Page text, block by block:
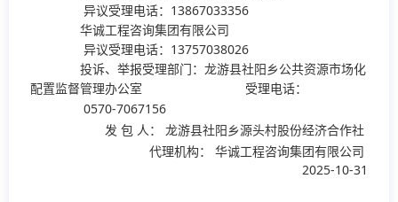
异议受理电话：13867033356
华诚工程咨询集团有限公司
异议受理电话：13757038026
投诉、举报受理部门：龙游县社阳乡公共资源市场化
配置监督管理办公室
受理电话：
0570-7067156
发 包 人：
龙游县社阳乡源头村股份经济合作社
代理机构：
华诚工程咨询集团有限公司
2025-10-31